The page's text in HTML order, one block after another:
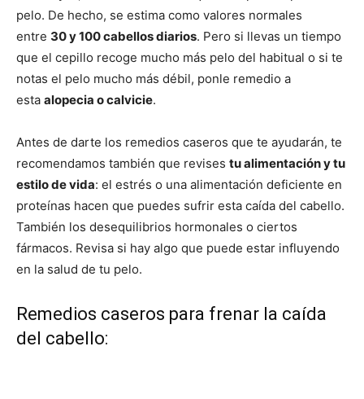
pelo. De hecho, se estima como valores normales
entre 30 y 100 cabellos diarios. Pero si llevas un tiempo
que el cepillo recoge mucho más pelo del habitual o si te
notas el pelo mucho más débil, ponle remedio a
esta alopecia o calvicie.
Antes de darte los remedios caseros que te ayudarán, te
recomendamos también que revises tu alimentación y tu
estilo de vida: el estrés o una alimentación deficiente en
proteínas hacen que puedes sufrir esta caída del cabello.
También los desequilibrios hormonales o ciertos
fármacos. Revisa si hay algo que puede estar influyendo
en la salud de tu pelo.
Remedios caseros para frenar la caída
del cabello: